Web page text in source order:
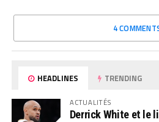
4
HEADLINES TRENDING
ACTUALITÉS
Derrick White et le